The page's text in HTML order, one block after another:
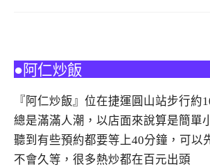
●阿仁炒飯
『阿仁炒飯』位在捷運圓山站步行約
總是滿滿人潮，以店面來說算是簡單
聽到有些預約都要等上40分鐘，可以
不會久等，很多熱炒都在百元出頭